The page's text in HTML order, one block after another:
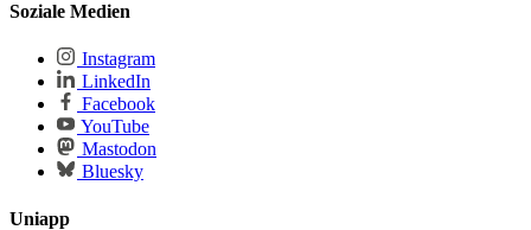
Soziale Medien
Instagram
LinkedIn
Facebook
YouTube
Mastodon
Bluesky
Uniapp